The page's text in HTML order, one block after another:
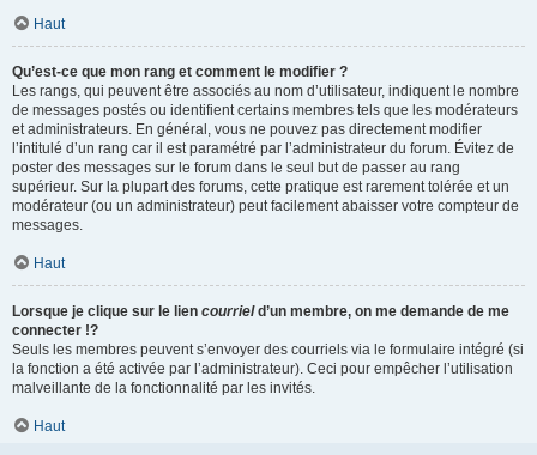
Haut
Qu’est-ce que mon rang et comment le modifier ?
Les rangs, qui peuvent être associés au nom d’utilisateur, indiquent le nombre
de messages postés ou identifient certains membres tels que les modérateurs
et administrateurs. En général, vous ne pouvez pas directement modifier
l’intitulé d’un rang car il est paramétré par l’administrateur du forum. Évitez de
poster des messages sur le forum dans le seul but de passer au rang
supérieur. Sur la plupart des forums, cette pratique est rarement tolérée et un
modérateur (ou un administrateur) peut facilement abaisser votre compteur de
messages.
Haut
Lorsque je clique sur le lien courrield’un membre, on me demande de me
connecter !?
Seuls les membres peuvent s’envoyer des courriels via le formulaire intégré (si
la fonction a été activée par l’administrateur). Ceci pour empêcher l’utilisation
malveillante de la fonctionnalité par les invités.
Haut